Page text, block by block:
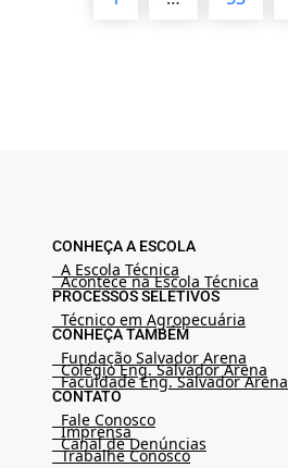
CONHEÇA A ESCOLA
A Escola Técnica
Acontece na Escola Técnica
PROCESSOS SELETIVOS
Técnico em Agropecuária
CONHEÇA TAMBÉM
Fundação Salvador Arena
Colégio Eng. Salvador Arena
Faculdade Eng. Salvador Arena
CONTATO
Fale Conosco
Imprensa
Canal de Denúncias
Trabalhe Conosco